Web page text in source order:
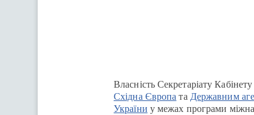
Власність Секретаріату
Східна Європа та Державним
України у межах програми